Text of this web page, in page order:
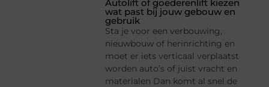
Autolift of goederenlift kiezen
wat past bij jouw gebouw en
gebruik
Sta je voor een verbouwing,
nieuwbouw of herinrichting en
moet er iets verticaal verplaatst
worden auto’s of juist vracht en
materialen Dan komt al snel de